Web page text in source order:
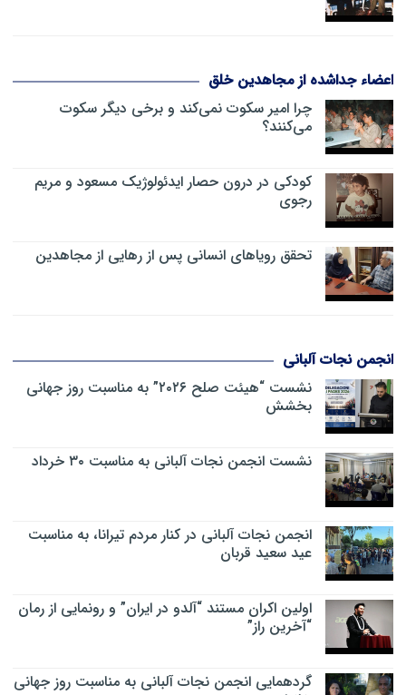
اعضاء جداشده از مجاهدین خلق
چرا امیر سکوت نمی‌کند و برخی دیگر سکوت
می‌کنند؟
کودکی در درون حصار ایدئولوژیک مسعود و مریم
رجوی
تحقق رویاهای انسانی پس از رهایی از مجاهدین
انجمن نجات آلبانی
نشست “هیئت صلح ۲۰۲۶” به مناسبت روز جهانی
بخشش
نشست انجمن نجات آلبانی به مناسبت ۳۰ خرداد
انجمن نجات آلبانی در کنار مردم تیرانا، به مناسبت
عید سعید قربان
اولین اکران مستند “آلدو در ایران” و رونمایی از رمان
“آخرین راز”
گردهمایی انجمن نجات آلبانی به مناسبت روز جهانی